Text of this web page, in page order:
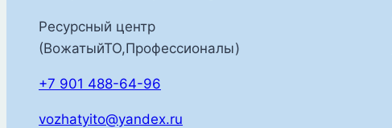
Ресурсный центр
(ВожатыйТО,Профессионалы)
+7 901 488-64-96
vozhatyito@yandex.ru